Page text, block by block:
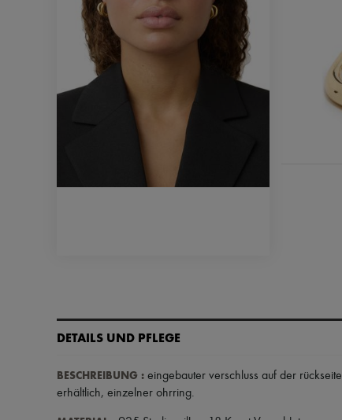
DETAILS UND PFLEGE
BESCHREIBUNG : eingebauter verschluss auf der rückseite
erhältlich, einzelner ohrring.